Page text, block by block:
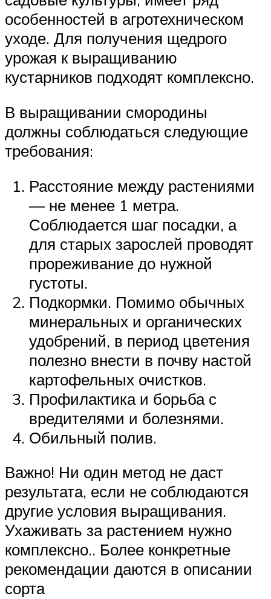
особенностей в агротехническом
уходе. Для получения щедрого
урожая к выращиванию
кустарников подходят комплексно.
В выращивании смородины
должны соблюдаться следующие
требования:
Расстояние между растениями
— не менее 1 метра.
Соблюдается шаг посадки, а
для старых зарослей проводят
прореживание до нужной
густоты.
Подкормки. Помимо обычных
минеральных и органических
удобрений, в период цветения
полезно внести в почву настой
картофельных очистков.
Профилактика и борьба с
вредителями и болезнями.
Обильный полив.
Важно! Ни один метод не даст
результата, если не соблюдаются
другие условия выращивания.
Ухаживать за растением нужно
комплексно.. Более конкретные
рекомендации даются в описании
сорта